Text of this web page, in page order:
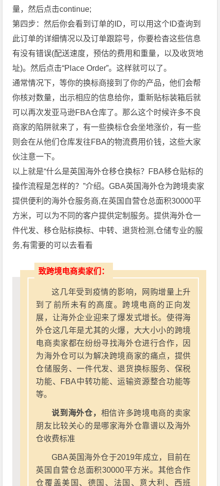
量，然后点击continue;
第四步：然后你会看到订单的ID，可以用这个ID查询到
此订单的详细情况以及订单跟踪号，你要检杳这些信息
有没有错误(配送速度，预估的费用和重量，以及收货地
址)。然后点击“Place Order”。这样就可以了。
通常情况下，等你的换标商接到了你的产品，他们会帮
你核对数量，出示相应的信息给你，重新贴标装箱后就
可以再次发亚马逊FBA仓库了。那么这个时候许多不良
商家的陷阱就来了，有一些换标仓会坐地涨价，有一些
则会在从他们仓库发往FBA的物流费用价钱，这些大家
伙注意一下。
以上就是“什么是英国海外仓移仓换标？FBA移仓贴标的
操作流程是怎样的？”介绍。GBA英国海外仓为跨境卖家
提供便利的海外仓服务商,在英国自营仓总面积30000平
方米，可以为不同的客户提供定制服务。提供海外仓一
件代发、移仓贴标换标、中转、退货检测,仓储专业的服
务,有需要的可以去看看
致跨境电商卖家们：
这几年受到疫情的影响，网购增量上升
到了前所未有的高度。跨境电商的正向发
展，让海外企业迎来了爆发式增长。使得海
外仓这几年是尤其的火爆，大大小小的跨境
电商卖家都在纷纷寻找海外仓进行合作，因
为海外仓可以为解决跨境商家的痛点，提供
仓储服务、一件代发、退货换标服务、保税
功能、FBA中转功能、运输资源整合功能等
等。
说到海外仓， 相信许多跨境电商的卖家
朋友比较关心的是哪家海外仓靠谱以及海外
仓收费标准
GBA英国海外仓于2019年成立，目前在
英国自营仓总面积30000平方米。其他合作
仓覆盖美国、德国、法国、意大利、西班